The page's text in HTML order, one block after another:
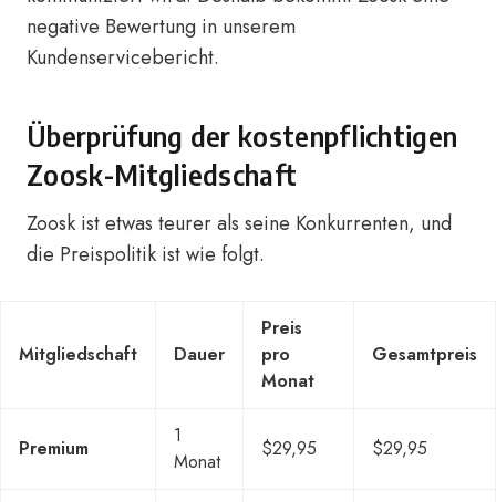
negative Bewertung in unserem
Kundenservicebericht.
Überprüfung der kostenpflichtigen
Zoosk-Mitgliedschaft
Zoosk ist etwas teurer als seine Konkurrenten, und
die Preispolitik ist wie folgt.
Mitgliedschaft Dauer
Preis
pro
Monat
Gesamtpreis
Premium
1
Monat
$29,95 $29,95